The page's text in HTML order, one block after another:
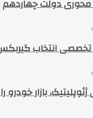
دولت چهاردهم
تخصصی انتخاب
بازار